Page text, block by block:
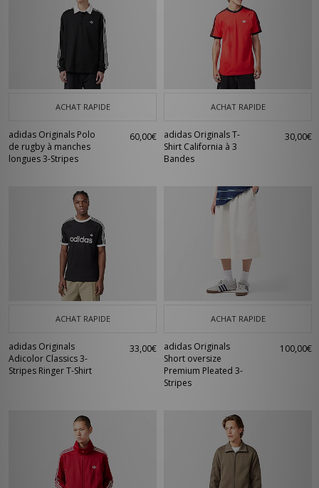
ACHAT RAPIDE
adidas Originals Polo
de rugby à manches
longues 3-Stripes
60,00€
ACHAT RAPIDE
adidas Originals T-
Shirt California à 3
Bandes
30,00€
ACHAT RAPIDE
adidas Originals
Adicolor Classics 3-
Stripes Ringer T-Shirt
33,00€
ACHAT RAPIDE
adidas Originals
Short oversize
Premium Pleated 3-
Stripes
100,00€